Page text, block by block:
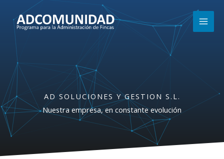
contenido
AD SOLUCIONES Y GESTION S.L.
Nuestra empresa, en constante evolución